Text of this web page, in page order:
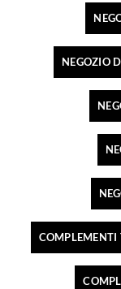
NEGOZIO
COMPLEMENTI